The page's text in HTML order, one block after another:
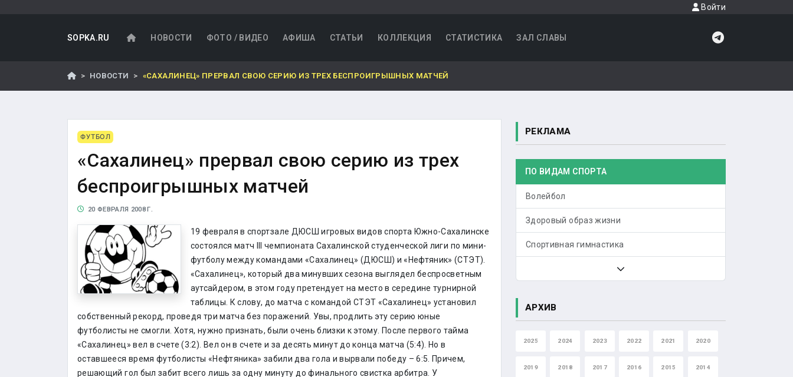
Войти
SOPKA.RU НОВОСТИ ФОТО / ВИДЕО АФИША СТАТЬИ КОЛЛЕКЦИЯ СТАТИСТИКА ЗАЛ СЛАВЫ
НОВОСТИ «САХАЛИНЕЦ» ПРЕРВАЛ СВОЮ СЕРИЮ ИЗ ТРЕХ БЕСПРОИГРЫШНЫХ МАТЧЕЙ
ФУТБОЛ
«Сахалинец» прервал свою серию из трех
беспроигрышных матчей
20 ФЕВРАЛЯ 2008 Г.
19 февраля в спортзале ДЮСШ игровых видов спорта Южно-Сахалинске
состоялся матч III чемпионата Сахалинской студенческой лиги по мини-
футболу между командами «Сахалинец» (ДЮСШ) и «Нефтяник» (СТЭТ).
«Сахалинец», который два минувших сезона выглядел беспросветным
аутсайдером, в этом году претендует на место в середине турнирной
таблицы. К слову, до матча с командой СТЭТ «Сахалинец» установил
собственный рекорд, проведя три матча без поражений. Увы, продлить эту серию юные
футболисты не смогли. Хотя, нужно признать, были очень близки к этому. После первого тайма
«Сахалинец» вел в счете (3:2). Вел он в счете и за десять минут до конца матча (5:4). Но в
оставшееся время футболисты «Нефтяника» забили два гола и вырвали победу – 6:5. Причем,
решающий гол был забит всего лишь за одну минуту до финального свистка арбитра. У
РЕКЛАМА
ПО ВИДАМ СПОРТА
Волейбол
Здоровый образ жизни
Спортивная гимнастика
АРХИВ
2025 2024 2023 2022 2021 2020
2019 2018 2017 2016 2015 2014